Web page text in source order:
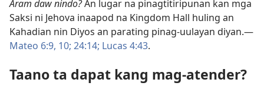
Aram daw nindo?An lugar na pinagtitiripunan kan mga
Saksi ni Jehova inaapod na Kingdom Hall huling an
Kahadian nin Diyos an parating pinag-uulayan diyan.—
Mateo 6:9, 10; 24:14; Lucas 4:43.
Taano ta dapat kang mag-atender?